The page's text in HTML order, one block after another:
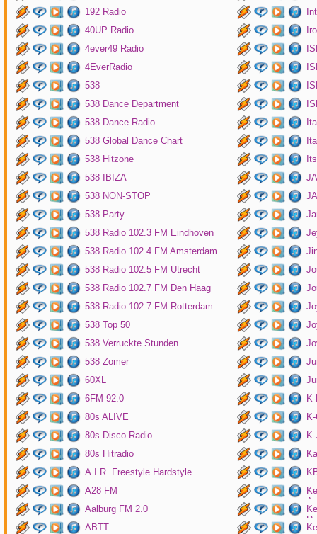
192 Radio
40UP Radio
4ever49 Radio
4EverRadio
538
538 Dance Department
538 Dance Radio
538 Global Dance Chart
538 Hitzone
538 IBIZA
538 NON-STOP
538 Party
538 Radio 102.3 FM Eindhoven
538 Radio 102.4 FM Amsterdam
538 Radio 102.5 FM Utrecht
538 Radio 102.7 FM Den Haag
538 Radio 102.7 FM Rotterdam
538 Top 50
538 Verruckte Stunden
538 Zomer
60XL
6FM 92.0
80s ALIVE
80s Disco Radio
80s Hitradio
A.I.R. Freestyle Hardstyle
A28 FM
Aalburg FM 2.0
ABTT